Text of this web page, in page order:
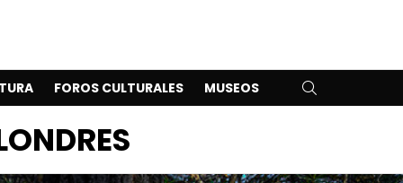
FOROS CULTURALES MUSEOS